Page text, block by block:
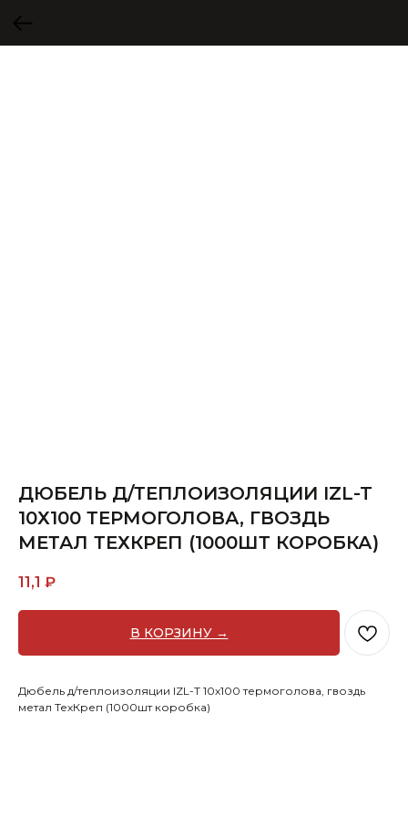
ДЮБЕЛЬ Д/ТЕПЛОИЗОЛЯЦИИ IZL-T
10Х100 ТЕРМОГОЛОВА, ГВОЗДЬ
МЕТАЛ ТЕХКРЕП (1000ШТ КОРОБКА)
11,1 ₽
В КОРЗИНУ →
Дюбель д/теплоизоляции IZL-T 10х100 термоголова, гвоздь
метал ТехКреп (1000шт коробка)